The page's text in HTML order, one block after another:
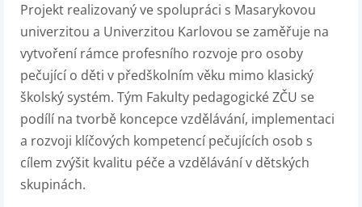
Projekt realizovaný ve spolupráci s Masarykovou
univerzitou a Univerzitou Karlovou se zaměřuje na
vytvoření rámce profesního rozvoje pro osoby
pečující o děti v předškolním věku mimo klasický
školský systém. Tým Fakulty pedagogické ZČU se
podílí na tvorbě koncepce vzdělávání, implementaci
a rozvoji klíčových kompetencí pečujících osob s
cílem zvýšit kvalitu péče a vzdělávání v dětských
skupinách.